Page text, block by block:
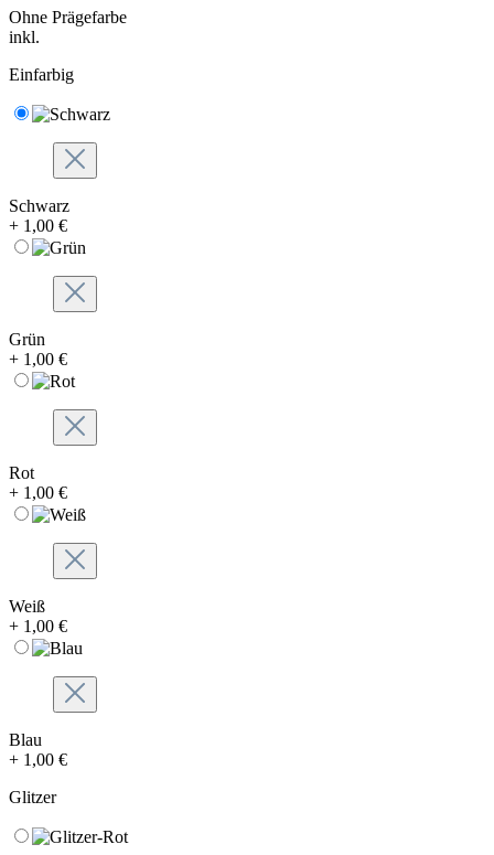
Ohne Prägefarbe
inkl.
Einfarbig
Schwarz
+ 1,00 €
Grün
+ 1,00 €
Rot
+ 1,00 €
Weiß
+ 1,00 €
Blau
+ 1,00 €
Glitzer